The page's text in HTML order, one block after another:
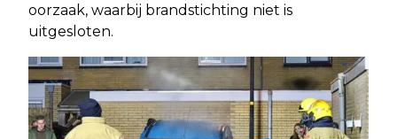
oorzaak, waarbij brandstichting niet is
uitgesloten.